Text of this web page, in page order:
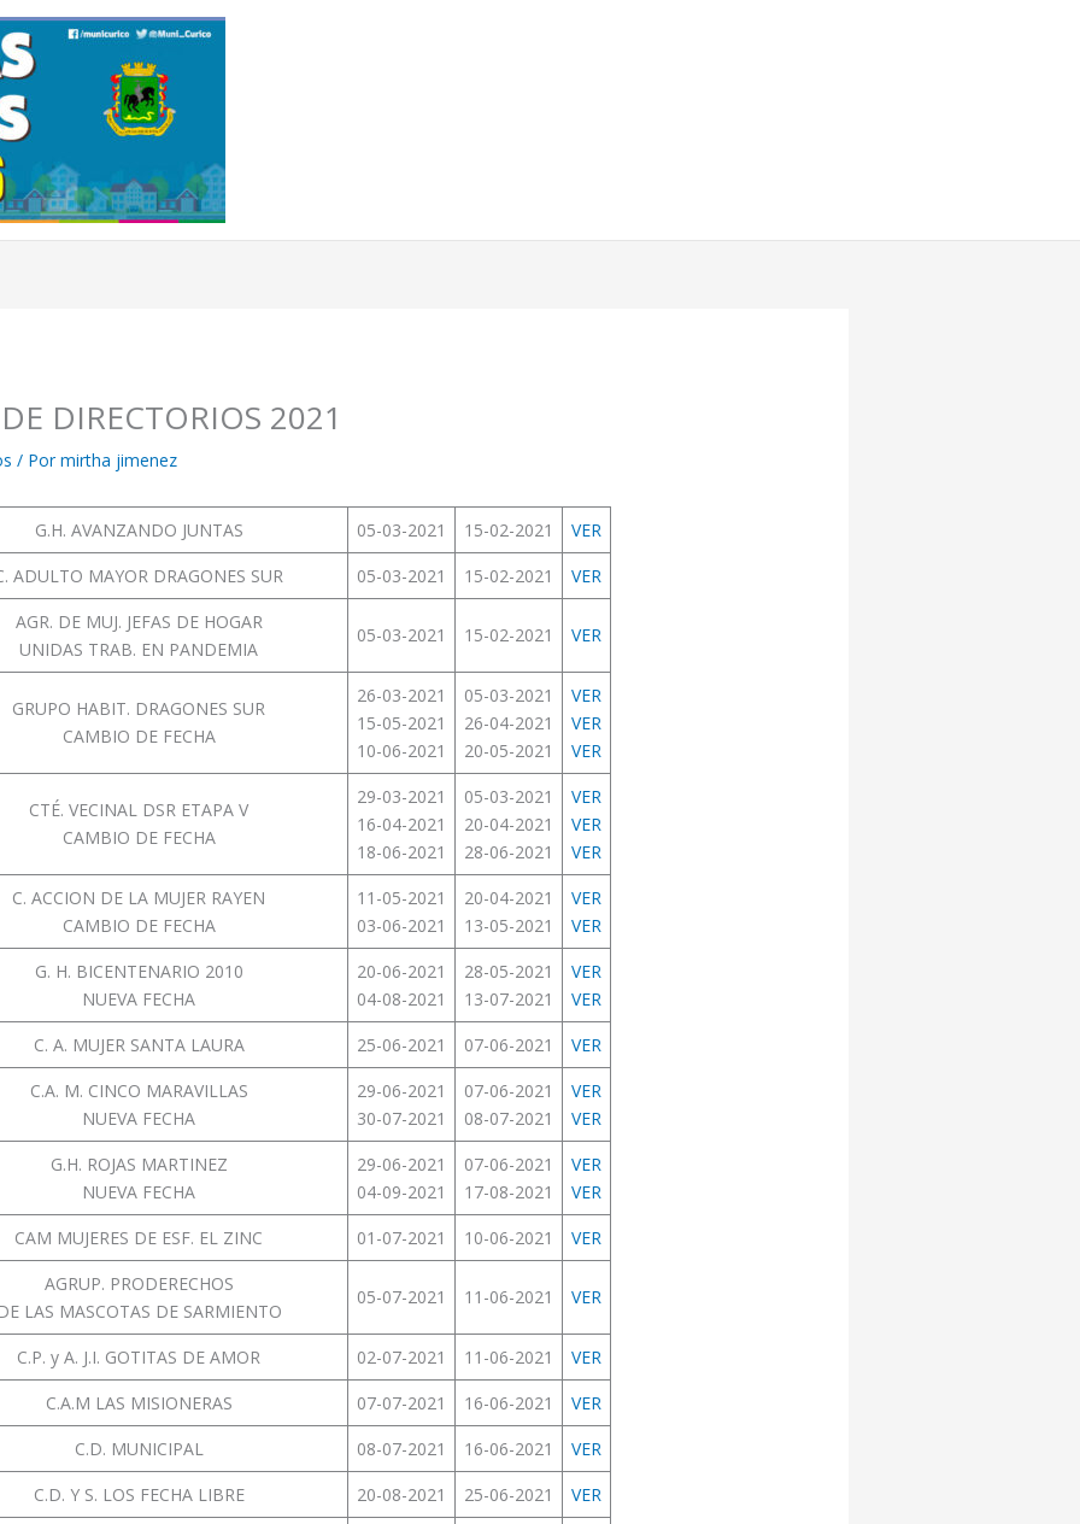
DIRECTORIOS 2021
/ Pormirtha jimenez
G.H. AVANZANDO JUNTAS 05-03-2021 15-02-2021
VER
ADULTO MAYOR DRAGONES SUR
05-03-2021 15-02-2021
VER
AGR. DE MUJ. JEFAS DE HOGAR
UNIDAS TRAB. EN PANDEMIA
05-03-2021 15-02-2021 VER
GRUPO HABIT. DRAGONES SUR
CAMBIO DE FECHA
26-03-2021
15-05-2021
10-06-2021
05-03-2021
26-04-2021
20-05-2021
VER
VER
VER
CTÉ. VECINAL DSR ETAPA V
CAMBIO DE FECHA
29-03-2021
16-04-2021
18-06-2021
05-03-2021
20-04-2021
28-06-2021
VER
VER
VER
C. ACCION DE LA MUJER RAYEN
CAMBIO DE FECHA
11-05-2021
03-06-2021
20-04-2021
13-05-2021
VER
VER
G. H. BICENTENARIO 2010
NUEVA FECHA
20-06-2021
04-08-2021
28-05-2021
13-07-2021
VER
VER
C. A. MUJER SANTA LAURA
25-06-2021 07-06-2021
VER
C.A. M. CINCO MARAVILLAS
NUEVA FECHA
29-06-2021
30-07-2021
07-06-2021
08-07-2021
VER
VER
G.H. ROJAS MARTINEZ
NUEVA FECHA
29-06-2021
04-09-2021
07-06-2021
17-08-2021
VER
VER
CAM MUJERES DE ESF. EL ZINC
01-07-2021 10-06-2021
VER
AGRUP. PRODERECHOS
LAS MASCOTAS DE SARMIENTO
05-07-2021 11-06-2021 VER
C.P. y A. J.I. GOTITAS DE AMOR 02-07-2021 11-06-2021
VER
C.A.M LAS MISIONERAS
07-07-2021 16-06-2021
VER
C.D. MUNICIPAL
08-07-2021 16-06-2021
VER
C.D. Y S. LOS FECHA LIBRE
20-08-2021 25-06-2021
VER